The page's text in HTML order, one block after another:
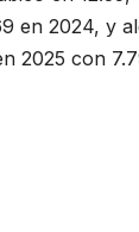
en 2024, y
2025 con